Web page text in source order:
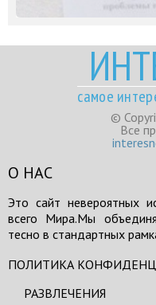
самое
©
Все
О НАС
Это сайт невероятных
всего Мира.Мы
тесно в стандартных
ПОЛИТИКА
РАЗВЛЕЧЕНИЯ